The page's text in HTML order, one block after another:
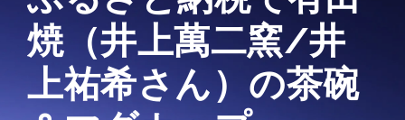
焼（井上萬二窯/井
上祐希さん）の茶碗